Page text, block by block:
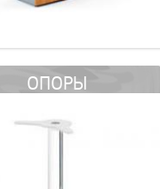
ОПОРЫ